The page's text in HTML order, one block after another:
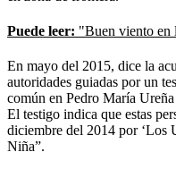
Puede leer: "Buen viento en
En mayo del 2015, dice la
autoridades guiadas por un
común en Pedro María
El testigo indica que estas
diciembre del 2014 por ‘Los
Niña”.